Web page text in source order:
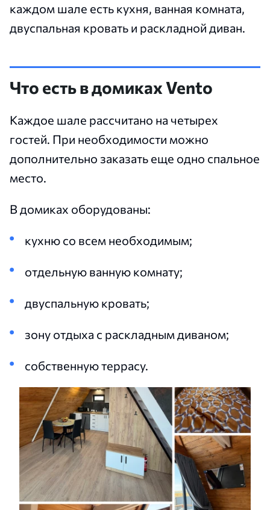
каждом шале есть кухня, ванная комната,
двуспальная кровать и раскладной диван.
Что есть в домиках Vento
Каждое шале рассчитано на четырех
гостей. При необходимости можно
дополнительно заказать еще одно спальное
место.
В домиках оборудованы:
кухню со всем необходимым;
отдельную ванную комнату;
двуспальную кровать;
зону отдыха с раскладным диваном;
собственную террасу.